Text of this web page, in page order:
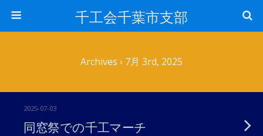
千工会千葉市支部
Archives › 7月 3rd, 2025
2025-07-03
同窓祭での千工マーチ